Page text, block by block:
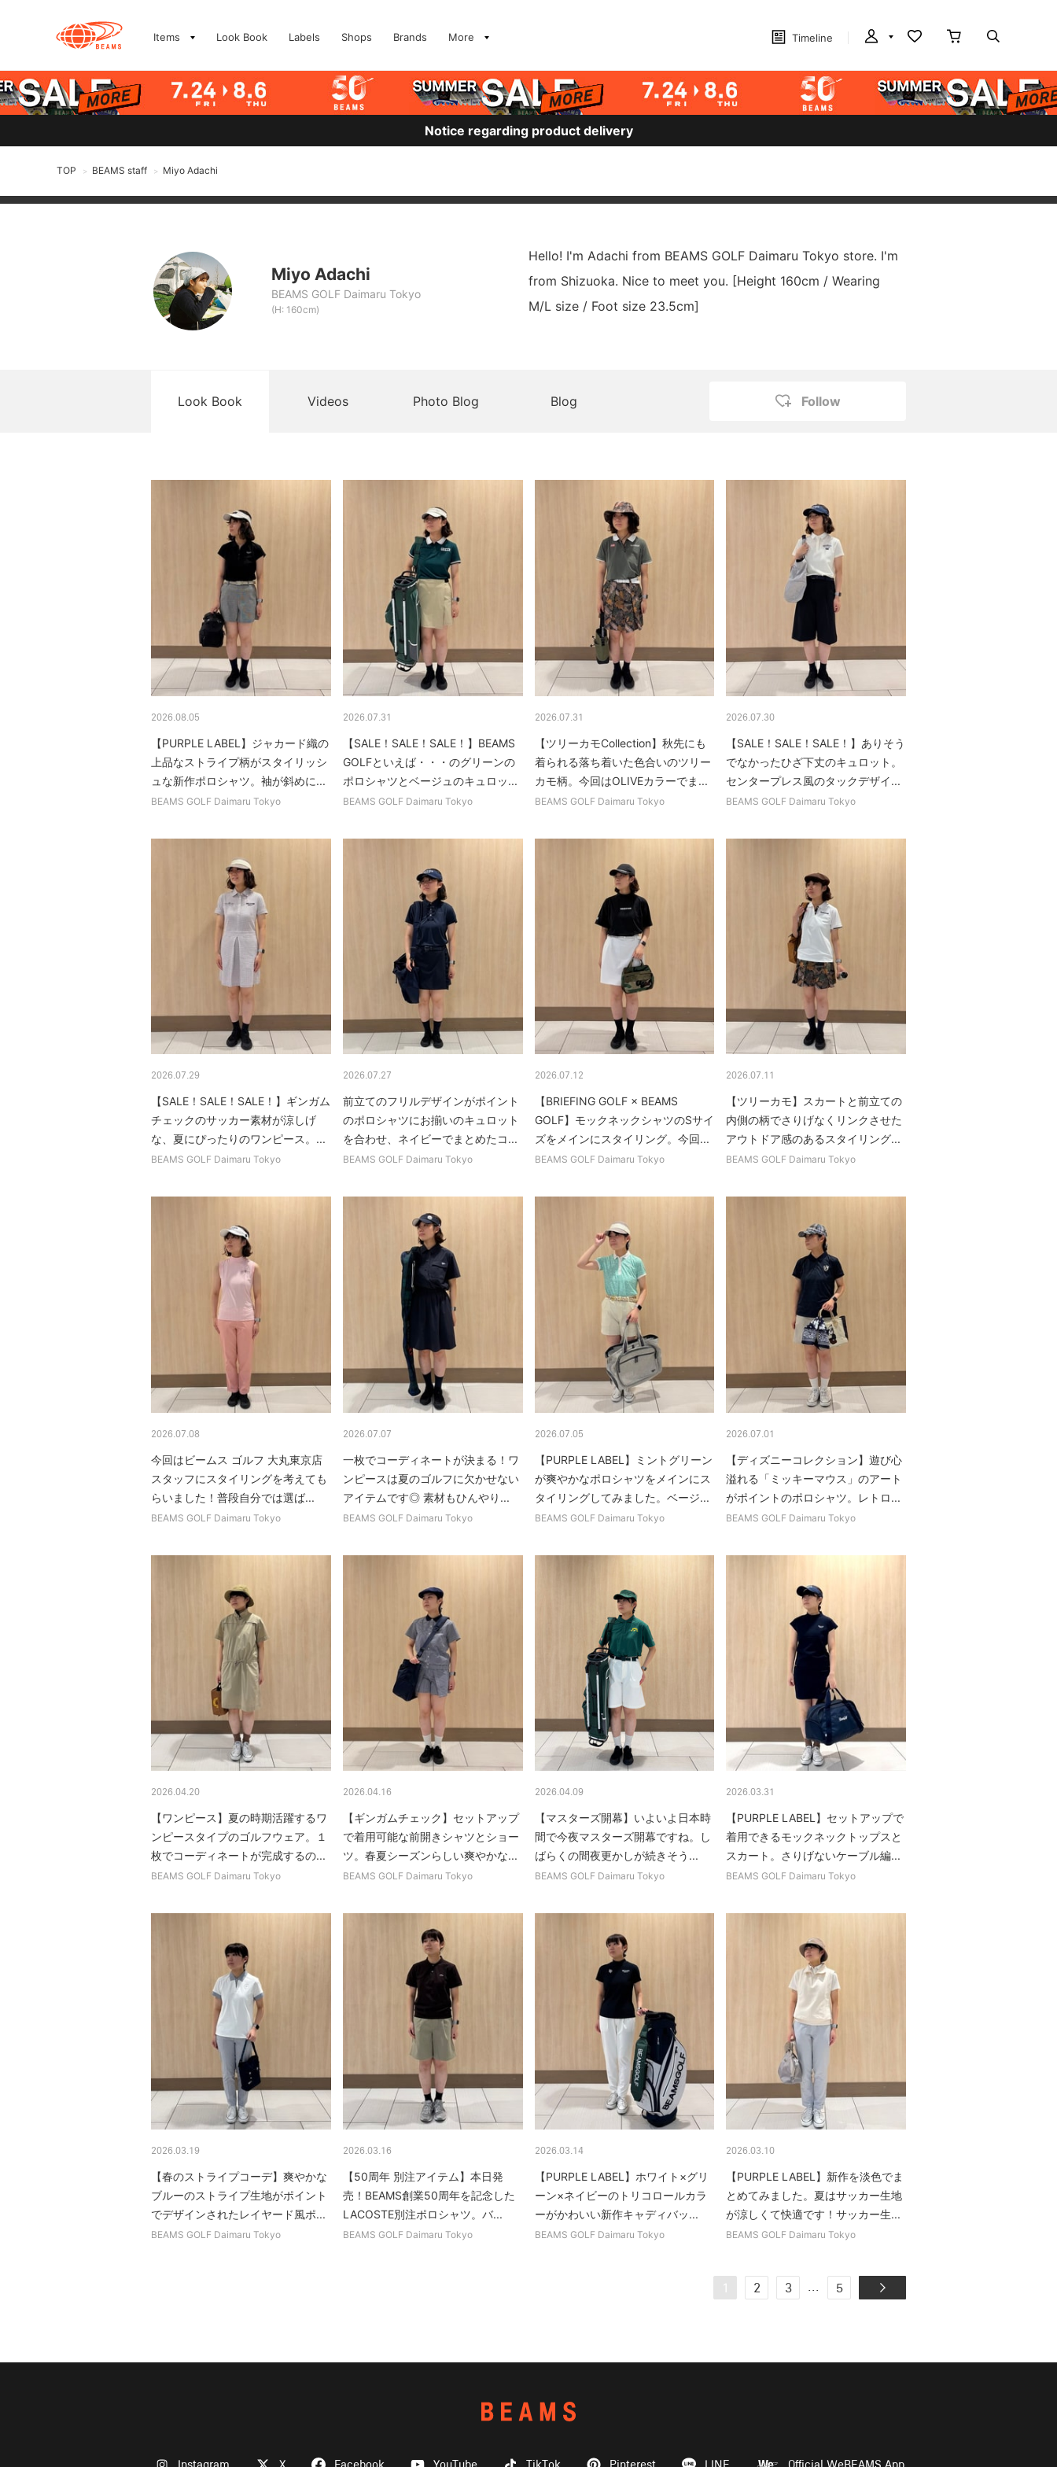
Items Look Book Labels Shops Brands More Timeline
Notice regarding product delivery
TOP > BEAMS staff > Miyo Adachi
Miyo Adachi
BEAMS GOLF Daimaru Tokyo
(H: 160cm)
Hello! I'm Adachi from BEAMS GOLF Daimaru Tokyo store. I'm
from Shizuoka. Nice to meet you. [Height 160cm / Wearing
M/L size / Foot size 23.5cm]
Look Book Videos Photo Blog Blog Follow
2026.08.05
【PURPLE LABEL】ジャカード織の
上品なストライプ柄がスタイリッシ
ュな新作ポロシャツ。袖が斜めに...
BEAMS GOLF Daimaru Tokyo
2026.07.31
【SALE！SALE！SALE！】BEAMS
GOLFといえば・・・のグリーンの
ポロシャツとベージュのキュロッ...
BEAMS GOLF Daimaru Tokyo
2026.07.31
【ツリーカモCollection】秋先にも
着られる落ち着いた色合いのツリー
カモ柄。今回はOLIVEカラーでま...
BEAMS GOLF Daimaru Tokyo
2026.07.30
【SALE！SALE！SALE！】ありそう
でなかったひざ下丈のキュロット。
センタープレス風のタックデザイ...
BEAMS GOLF Daimaru Tokyo
2026.07.29
【SALE！SALE！SALE！】ギンガム
チェックのサッカー素材が涼しげ
な、夏にぴったりのワンピース。...
BEAMS GOLF Daimaru Tokyo
2026.07.27
前立てのフリルデザインがポイント
のポロシャツにお揃いのキュロット
を合わせ、ネイビーでまとめたコ...
BEAMS GOLF Daimaru Tokyo
2026.07.12
【BRIEFING GOLF × BEAMS
GOLF】モックネックシャツのSサイ
ズをメインにスタイリング。今回...
BEAMS GOLF Daimaru Tokyo
2026.07.11
【ツリーカモ】スカートと前立ての
内側の柄でさりげなくリンクさせた
アウトドア感のあるスタイリング...
BEAMS GOLF Daimaru Tokyo
2026.07.08
今回はビームス ゴルフ 大丸東京店
スタッフにスタイリングを考えても
らいました！普段自分では選ば...
BEAMS GOLF Daimaru Tokyo
2026.07.07
一枚でコーディネートが決まる！ワ
ンピースは夏のゴルフに欠かせない
アイテムです◎ 素材もひんやり...
BEAMS GOLF Daimaru Tokyo
2026.07.05
【PURPLE LABEL】ミントグリーン
が爽やかなポロシャツをメインにス
タイリングしてみました。ベージ...
BEAMS GOLF Daimaru Tokyo
2026.07.01
【ディズニーコレクション】遊び心
溢れる「ミッキーマウス」のアート
がポイントのポロシャツ。レトロ...
BEAMS GOLF Daimaru Tokyo
2026.04.20
【ワンピース】夏の時期活躍するワ
ンピースタイプのゴルフウェア。１
枚でコーディネートが完成するの...
BEAMS GOLF Daimaru Tokyo
2026.04.16
【ギンガムチェック】セットアップ
で着用可能な前開きシャツとショー
ツ。春夏シーズンらしい爽やかな...
BEAMS GOLF Daimaru Tokyo
2026.04.09
【マスターズ開幕】いよいよ日本時
間で今夜マスターズ開幕ですね。し
ばらくの間夜更かしが続きそう...
BEAMS GOLF Daimaru Tokyo
2026.03.31
【PURPLE LABEL】セットアップで
着用できるモックネックトップスと
スカート。さりげないケーブル編...
BEAMS GOLF Daimaru Tokyo
2026.03.19
【春のストライプコーデ】爽やかな
ブルーのストライプ生地がポイント
でデザインされたレイヤード風ポ...
BEAMS GOLF Daimaru Tokyo
2026.03.16
【50周年 別注アイテム】本日発
売！BEAMS創業50周年を記念した
LACOSTE別注ポロシャツ。バ...
BEAMS GOLF Daimaru Tokyo
2026.03.14
【PURPLE LABEL】ホワイト×グリ
ーン×ネイビーのトリコロールカラ
ーがかわいい新作キャディバッ...
BEAMS GOLF Daimaru Tokyo
2026.03.10
【PURPLE LABEL】新作を淡色でま
とめてみました。夏はサッカー生地
が涼しくて快適です！サッカー生...
BEAMS GOLF Daimaru Tokyo
1 2 3 ... 5